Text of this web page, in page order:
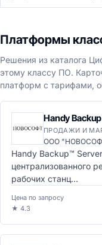
Платформы
Решения из каталога
этому классу ПО.
платформ с тарифами,
Handy
ПРОДАЖИ И
ООО
Handy Backup™
централизованного
рабочих станц...
Цена по запросу
★ 4.3